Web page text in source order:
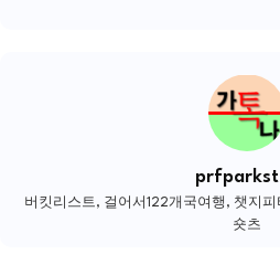
prfparkst
버킷리스트, 걸어서122개국여행, 챗지
숏츠